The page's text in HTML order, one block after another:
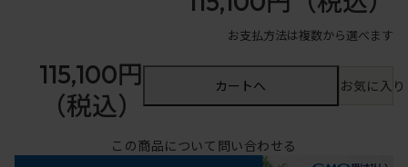
お支払方法は複数から選べます
115,100円
（税込）
カートへ お気に入
この商品について問い合わせる